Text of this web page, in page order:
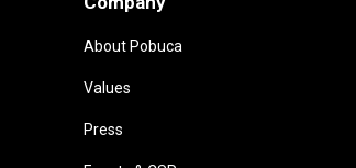
About Pobuca
Values
Press